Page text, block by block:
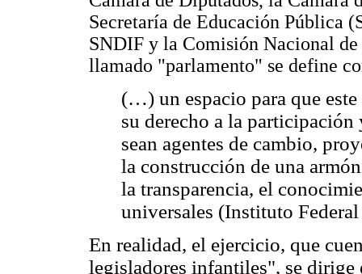
Secretaría de Educación Pública
SNDIF y la Comisión Nacional
llamado "parlamento" se define
(…) un espacio para que
su derecho a la participación
sean agentes de cambio,
la construcción de una
la transparencia, el
universales (Instituto
En realidad, el ejercicio, que
legisladores infantiles", se